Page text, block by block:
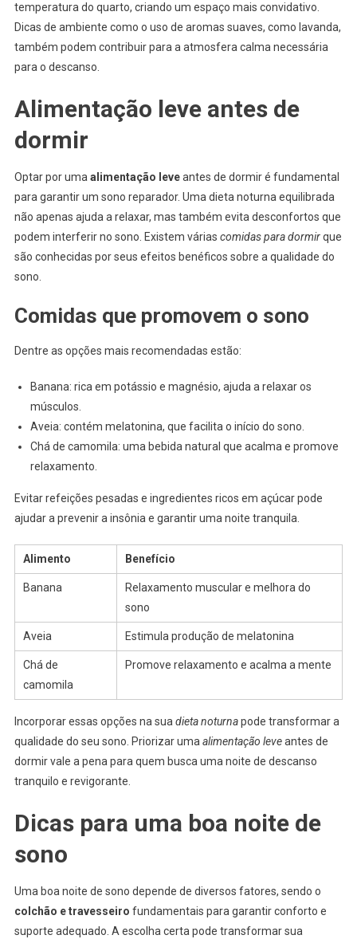
temperatura do quarto, criando um espaço mais convidativo.
Dicas de ambiente como o uso de aromas suaves, como lavanda,
também podem contribuir para a atmosfera calma necessária
para o descanso.
Alimentação leve antes de
dormir
Optar por umaalimentação leveantes de dormir é fundamental
para garantir um sono reparador. Uma dieta noturna equilibrada
não apenas ajuda a relaxar, mas também evita desconfortos que
podem interferir no sono. Existem várias comidas para dormirque
são conhecidas por seus efeitos benéficos sobre a qualidade do
sono.
Comidas que promovem o sono
Dentre as opções mais recomendadas estão:
Banana: rica em potássio e magnésio, ajuda a relaxar os
músculos.
Aveia: contém melatonina, que facilita o início do sono.
Chá de camomila: uma bebida natural que acalma e promove
relaxamento.
Evitar refeições pesadas e ingredientes ricos em açúcar pode
ajudar a prevenir a insônia e garantir uma noite tranquila.
Alimento Benefício
Banana
Relaxamento muscular e melhora do
sono
Aveia Estimula produção de melatonina
Chá de
camomila
Promove relaxamento e acalma a mente
Incorporar essas opções na suadieta noturnapode transformar a
qualidade do seu sono. Priorizar umaalimentação leveantes de
dormir vale a pena para quem busca uma noite de descanso
tranquilo e revigorante.
Dicas para uma boa noite de
sono
Uma boa noite de sono depende de diversos fatores, sendo o
colchão e travesseiro fundamentais para garantir conforto e
suporte adequado. A escolha certa pode transformar sua